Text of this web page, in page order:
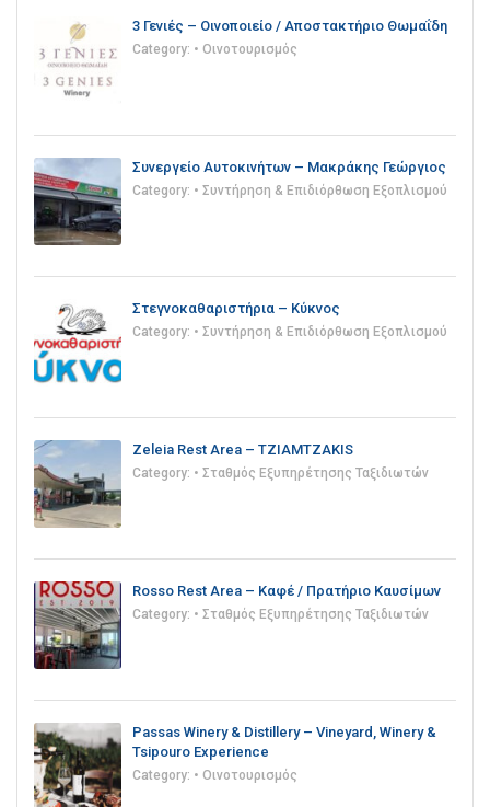
3 Γενιές – Οινοποιείο / Αποστακτήριο Θωμαΐδη
Category: • Οινοτουρισμός
Συνεργείο Αυτοκινήτων – Μακράκης Γεώργιος
Category: • Συντήρηση & Επιδιόρθωση Εξοπλισμού
Στεγνοκαθαριστήρια – Κύκνος
Category: • Συντήρηση & Επιδιόρθωση Εξοπλισμού
Zeleia Rest Area – TZIAMTZAKIS
Category: • Σταθμός Εξυπηρέτησης Ταξιδιωτών
Rosso Rest Area – Καφέ / Πρατήριο Καυσίμων
Category: • Σταθμός Εξυπηρέτησης Ταξιδιωτών
Passas Winery & Distillery – Vineyard, Winery &
Tsipouro Experience
Category: • Οινοτουρισμός